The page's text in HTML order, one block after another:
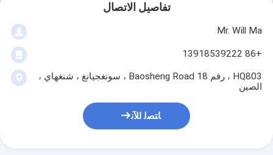
تفاصيل الاتصال
Mr. Will Ma
+86 13918539222
HQ803 ، رقم 18 Baosheng Road ، سونغجيانغ ، شنغهاي ،
الصين
ﺎﺘﺼﻟ ﺍﻶﻧ